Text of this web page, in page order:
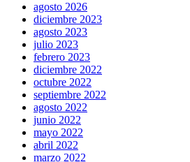
agosto 2026
diciembre 2023
agosto 2023
julio 2023
febrero 2023
diciembre 2022
octubre 2022
septiembre 2022
agosto 2022
junio 2022
mayo 2022
abril 2022
marzo 2022